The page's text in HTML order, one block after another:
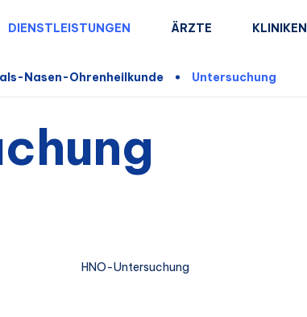
DIENSTLEISTUNGEN ÄRZTE KLINIKEN
Nasen-Ohrenheilkunde Untersuchung
HNO-Untersuchung